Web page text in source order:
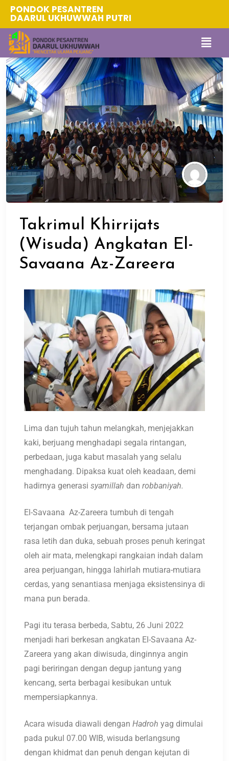
PONDOK PESANTREN
DAARUL UKHUWWAH PUTRI
Takrimul Khirrijats
(Wisuda) Angkatan El-
Savaana Az-Zareera
Lima dan tujuh tahun melangkah, menjejakkan
kaki, berjuang menghadapi segala rintangan,
perbedaan, juga kabut masalah yang selalu
menghadang. Dipaksa kuat oleh keadaan, demi
hadirnya generasi syamillah dan robbaniyah.
El-Savaana Az-Zareera tumbuh di tengah
terjangan ombak perjuangan, bersama jutaan
rasa letih dan duka, sebuah proses penuh keringat
oleh air mata, melengkapi rangkaian indah dalam
area perjuangan, hingga lahirlah mutiara-mutiara
cerdas, yang senantiasa menjaga eksistensinya di
mana pun berada.
Pagi itu terasa berbeda, Sabtu, 26 Juni 2022
menjadi hari berkesan angkatan El-Savaana Az-
Zareera yang akan diwisuda, dinginnya angin
pagi beriringan dengan degup jantung yang
kencang, serta berbagai kesibukan untuk
mempersiapkannya.
Acara wisuda diawali dengan Hadroh yag dimulai
pada pukul 07.00 WIB, wisuda berlangsung
dengan khidmat dan penuh dengan kejutan di